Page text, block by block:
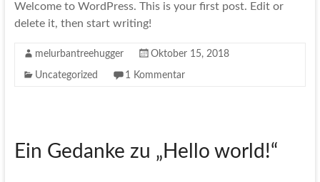
Welcome to WordPress. This is your first post. Edit or
delete it, then start writing!
melurbantreehugger Oktober 15, 2018
Uncategorized 1 Kommentar
Ein Gedanke zu „ Hello world!“